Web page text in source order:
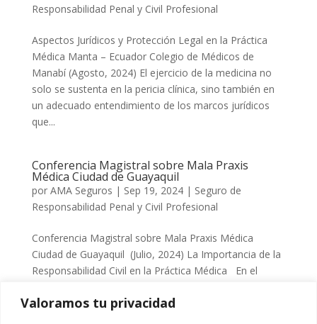
Valoramos tu privacidad
Responsabilidad Penal y Civil Profesional
Aspectos Jurídicos y Protección Legal en la Práctica
Médica Manta – Ecuador Colegio de Médicos de
Manabí (Agosto, 2024) El ejercicio de la medicina no
solo se sustenta en la pericia clínica, sino también en
un adecuado entendimiento de los marcos jurídicos
que...
Conferencia Magistral sobre Mala Praxis
Médica Ciudad de Guayaquil
por AMA Seguros | Sep 19, 2024| Seguro de
Responsabilidad Penal y Civil Profesional
Conferencia Magistral sobre Mala Praxis Médica
Ciudad de Guayaquil (Julio, 2024) La Importancia de la
Responsabilidad Civil en la Práctica Médica En el
Profesionales de la Salud no solo enfrentan retos